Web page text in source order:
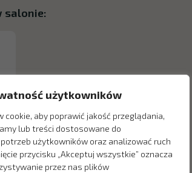
użytkowników
cookie, aby poprawić jakość przeglądania,
lub treści dostosowane do
użytkowników oraz analizować ruch
przycisku „Akceptuj wszystkie” oznacza
przez nas plików
salonie: